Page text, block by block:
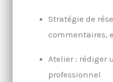
Stratégie de
commentaires,
Atelier : rédiger
professionnel